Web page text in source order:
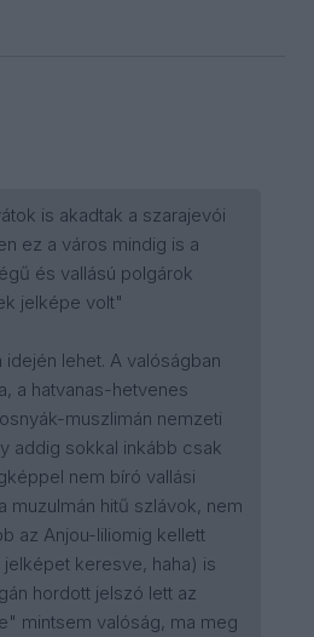
is akadtak a szarajevói
ez a város mindig is a
és vallású polgárok
jelképe volt"
idején lehet. A valóságban
a hatvanas-hetvenes
muszlimán nemzeti
addig sokkal inkább csak
nem bíró vallási
muzulmán hitű szlávok, nem
az Anjou-liliomig kellett
keresve, haha) is
hordott jelszó lett az
mintsem valóság, ma meg